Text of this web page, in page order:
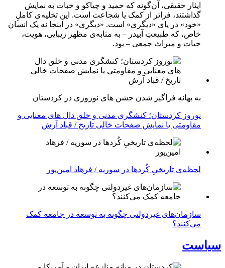
ایثار حقیقی، آن‌گونه که حمید و چیاکو و خبات به نمایش
گذاشتند، فراتر از کمک یا شجاعت است. این تخلیه‌ی کاملِ
«خود» در پای «دیگری» است. «دیگری» در اینجا نه یک انسان
خاص، که طبیعتِ آبیدر – به مثابه‌ی مظهر زیبایی، هویت،
حیات و میراث جمعی – بود.
به بهانه فراگیر شدن جشن های نوروزی در کردستان
نوروز کردستان؛ کنشگری مدنی و خلق دال های معنایی و
مقاومتی یا نمایش صفحات خالی تاریخ / قباد آرش
لحظه‌ی تاریخیِ کُردها در سوریه / فرهاد امین‌پور
سازمان‌های غیردولتی چگونه به توسعه در جامعه کمک
می‌کنند؟
سیاست